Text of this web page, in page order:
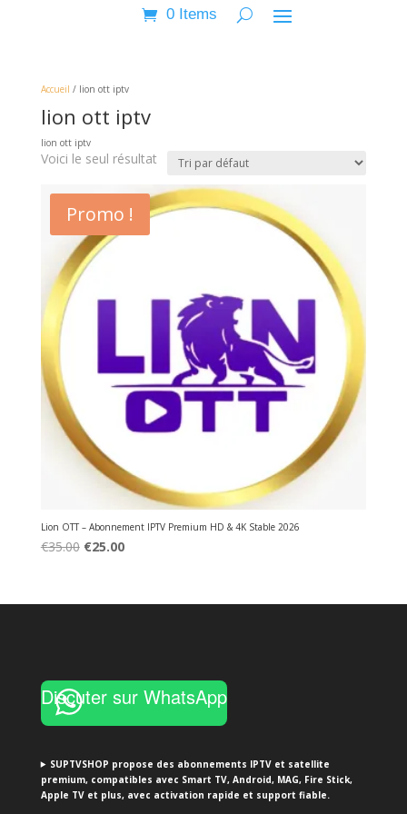
0 Items
Accueil / lion ott iptv
lion ott iptv
lion ott iptv
Voici le seul résultat
Promo !
Lion OTT – Abonnement IPTV Premium HD & 4K Stable 2026
€35.00 Original
€35.00.
€25.00Current
€25.00.
Discuter sur WhatsApp
SUPTVSHOP propose des abonnements IPTV et satellite
premium, compatibles avec Smart TV, Android, MAG, Fire Stick,
Apple TV et plus, avec activation rapide et support fiable.